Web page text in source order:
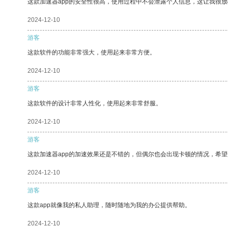
这款加速器app的安全性很高，使用过程中不会泄露个人信息，这让我很
2024-12-10
游客
这款软件的功能非常强大，使用起来非常方便。
2024-12-10
游客
这款软件的设计非常人性化，使用起来非常舒服。
2024-12-10
游客
这款加速器app的加速效果还是不错的，但偶尔也会出现卡顿的情况，希望
2024-12-10
游客
这款app就像我的私人助理，随时随地为我的办公提供帮助。
2024-12-10